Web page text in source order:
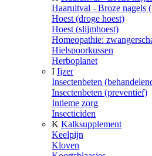
Haaruitval - Broze nagels
Hoest (droge hoest)
Hoest (slijmhoest)
Homeopathie:
Hielspoorkussen
Herboplanet
I Ijzer
Insectenbeten
Insectenbeten (preventief)
Intieme zorg
Insecticiden
K Kalksupplement
Keelpijn
Kloven